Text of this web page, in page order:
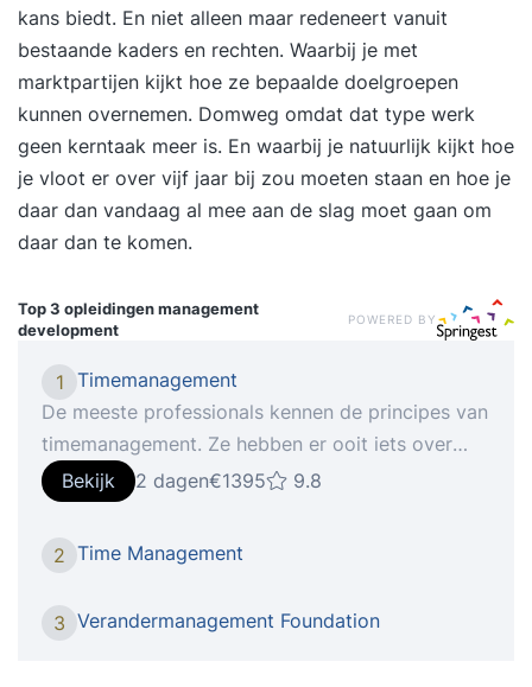
kans biedt. En niet alleen maar redeneert vanuit
bestaande kaders en rechten. Waarbij je met
marktpartijen kijkt hoe ze bepaalde doelgroepen
kunnen overnemen. Domweg omdat dat type werk
geen kerntaak meer is. En waarbij je natuurlijk kijkt hoe
je vloot er over vijf jaar bij zou moeten staan en hoe je
daar dan vandaag al mee aan de slag moet gaan om
daar dan te komen.
Top 3 opleidingenmanagement
development
POWERED BY
1 Timemanagement
De meeste professionals kennen de principes van
timemanagement. Ze hebben er ooit iets over
gelezen of zelfs een training gevolgd. Toch
vervallen velen na korte tijd weer in hun oude
werkpatronen. De reden? Ze richten zich op trucs
en tools in plaats van op gedrag. In de training
doen, maar ontdek je hoe jíj omgaat met tijd,
Bekijk 2 dagen€1395 9.8
2 Time Management
3 Verandermanagement Foundation